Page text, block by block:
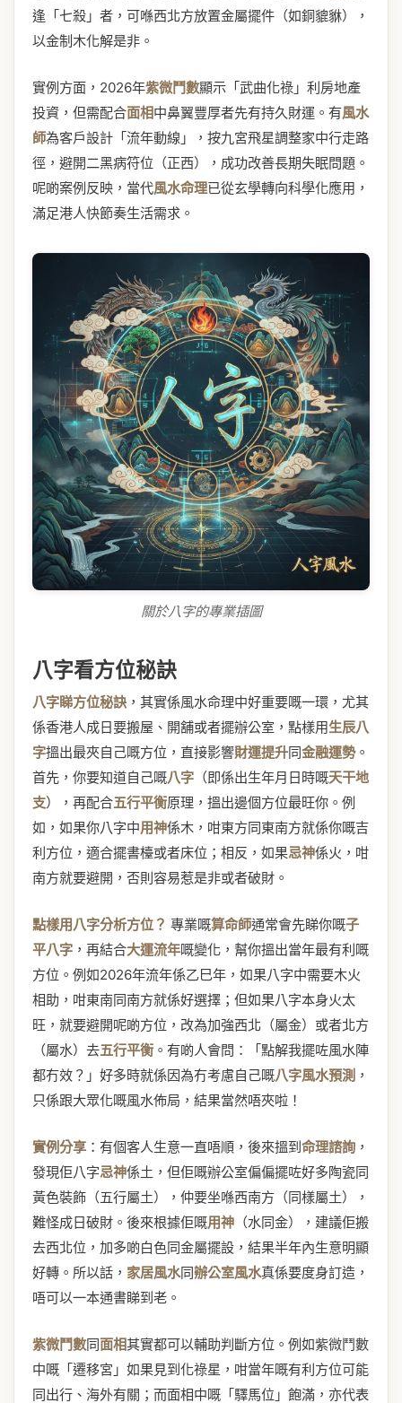
逢「七殺」者，可喺西北方放置金屬擺件（如銅貔貅），
以金制木化解是非。
實例方面，2026年紫微鬥數顯示「武曲化祿」利房地產
投資，但需配合面相中鼻翼豐厚者先有持久財運。有風水
師為客戶設計「流年動線」，按九宮飛星調整家中行走路
徑，避開二黑病符位（正西），成功改善長期失眠問題。
呢啲案例反映，當代風水命理已從玄學轉向科學化應用，
滿足港人快節奏生活需求。
關於八字的專業插圖
八字看方位秘訣
八字睇方位秘訣 ，其實係風水命理中好重要嘅一環，尤其
係香港人成日要搬屋、開舖或者擺辦公室，點樣用生辰八
字搵出最夾自己嘅方位，直接影響財運提升同金融運勢。
首先，你要知道自己嘅八字 （即係出生年月日時嘅天干地
支），再配合五行平衡原理，搵出邊個方位最旺你。例
如，如果你八字中用神係木，咁東方同東南方就係你嘅吉
利方位，適合擺書檯或者床位；相反，如果忌神係火，咁
南方就要避開，否則容易惹是非或者破財。
點樣用八字分析方位？ 專業嘅算命師通常會先睇你嘅子
平八字 ，再結合大運流年嘅變化，幫你搵出當年最有利嘅
方位。例如2026年流年係乙巳年，如果八字中需要木火
相助，咁東南同南方就係好選擇；但如果八字本身火太
旺，就要避開呢啲方位，改為加強西北（屬金）或者北方
（屬水）去五行平衡。有啲人會問：「點解我擺咗風水陣
都冇效？」好多時就係因為冇考慮自己嘅八字風水預測 ，
只係跟大眾化嘅風水佈局，結果當然唔夾啦！
實例分享 ：有個客人生意一直唔順，後來搵到命理諮詢 ，
發現佢八字忌神係土，但佢嘅辦公室偏偏擺咗好多陶瓷同
黃色裝飾（五行屬土），仲要坐喺西南方（同樣屬土），
難怪成日破財。後來根據佢嘅用神 （水同金），建議佢搬
去西北位，加多啲白色同金屬擺設，結果半年內生意明顯
好轉。所以話， 家居風水同辦公室風水真係要度身訂造，
唔可以一本通書睇到老。
紫微鬥數同面相其實都可以輔助判斷方位。例如紫微鬥數
中嘅「遷移宮」如果見到化祿星，咁當年嘅有利方位可能
同出行、海外有關；而面相中嘅「驛馬位」飽滿，亦代表